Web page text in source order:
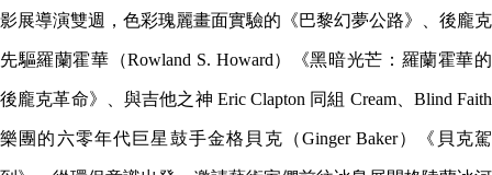
影展導演雙週，色彩瑰麗畫面實驗的《巴黎幻夢公路》、後龐克
先驅羅蘭霍華（Rowland S. Howard）《黑暗光芒：羅蘭霍華的
後龐克革命》、與吉他之神 Eric Clapton 同組 Cream、Blind Faith
樂團的六零年代巨星鼓手金格貝克（Ginger Baker）《貝克駕